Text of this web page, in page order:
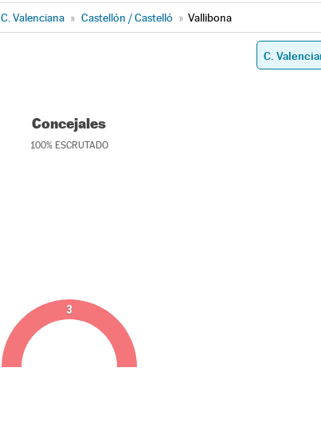
C. Valenciana » Castellón / Castelló » Vallibona
Concejales
100% ESCRUTADO
3